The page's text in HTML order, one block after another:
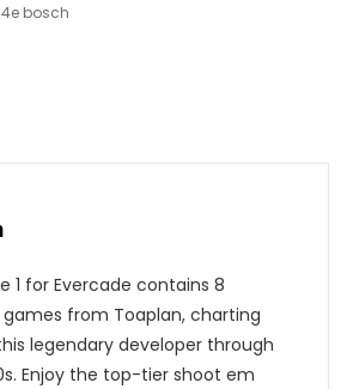
bosch
1 for Evercade contains 8
from Toaplan, charting
legendary developer through
Enjoy the top-tier shoot em